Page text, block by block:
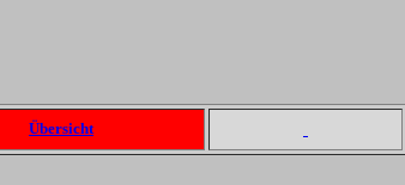
Übersicht